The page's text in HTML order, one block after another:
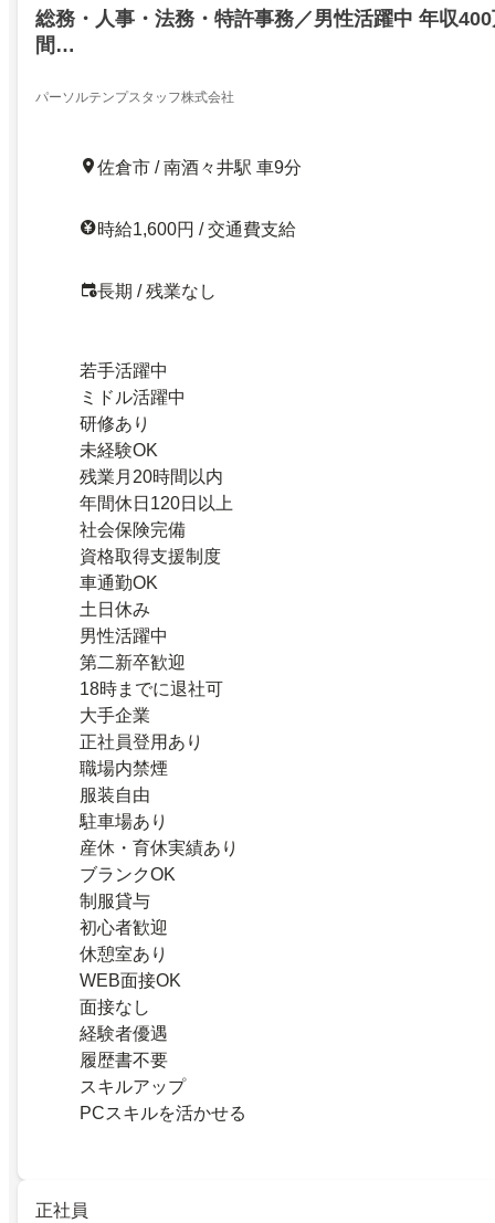
総務・人事・法務・特許事務／男性活躍中 年収
間…
パーソルテンプスタッフ株式会社
佐倉市 / 南酒々井駅 車9分
時給1,600円 / 交通費支給
長期 / 残業なし
若手活躍中
ミドル活躍中
研修あり
未経験OK
残業月20時間以内
年間休日120日以上
社会保険完備
資格取得支援制度
車通勤OK
土日休み
男性活躍中
第二新卒歓迎
18時までに退社可
大手企業
正社員登用あり
職場内禁煙
服装自由
駐車場あり
産休・育休実績あり
ブランクOK
制服貸与
初心者歓迎
休憩室あり
WEB面接OK
面接なし
経験者優遇
履歴書不要
スキルアップ
PCスキルを活かせる
正社員